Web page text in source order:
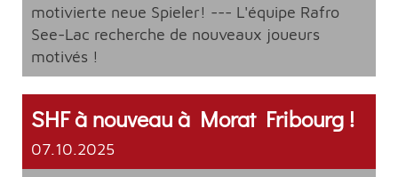
motivierte neue Spieler! --- L'équipe Rafro
See-Lac recherche de nouveaux joueurs
motivés !
SHF à nouveau à Morat Fribourg !
07.10.2025